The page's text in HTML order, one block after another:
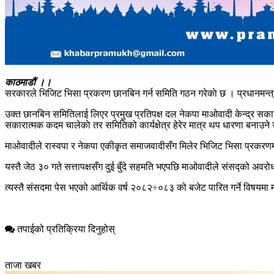
काठमाडौं ।।
सरकारले भिजिट भिसा प्रकरण छानबिन गर्न समिति गठन गरेकाे छ ।
उक्त छानबिन समितिलाई लिएर प्रमुख प्रतिपक्ष दल नेकपा माओवादी केन्द्र
सकारात्मक कदम चालेकाे तर समितिको कार्यक्षेत्र हेरेर मात्र थप धारणा
माओवादीले रास्वपा र नेकपा एकीकृत समाजवादीसँग मिलेर भिजिट भिसा
यस्तै जेठ ३० गते सत्तापक्षसँग दुई बुँदे सहमति भएपछि माओवादीले संसद्को
त्यस्तै संसदमा पेस भएको आर्थिक वर्ष २०८२÷०८३ को बजेट पारित गर्ने
तपाईको प्रतिक्रिया दिनुहोस्
ताजा खबर